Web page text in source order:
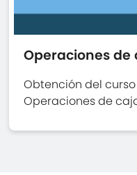
Operaciones
Obtención del
Operaciones de